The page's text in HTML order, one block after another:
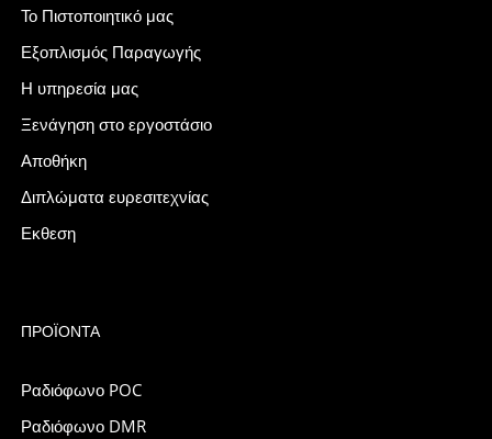
Το Πιστοποιητικό μας
Εξοπλισμός Παραγωγής
Η υπηρεσία μας
Ξενάγηση στο εργοστάσιο
Αποθήκη
Διπλώματα ευρεσιτεχνίας
Εκθεση
ΠΡΟΪΌΝΤΑ
Ραδιόφωνο POC
Ραδιόφωνο DMR